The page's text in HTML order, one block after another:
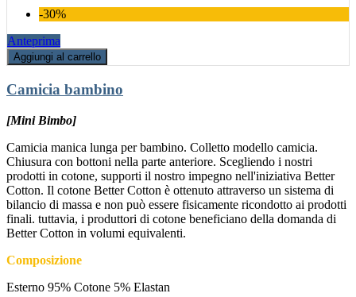
-30%
Anteprima
Aggiungi al carrello
Camicia bambino
[Mini Bimbo]
Camicia manica lunga per bambino. Colletto modello camicia.
Chiusura con bottoni nella parte anteriore. Scegliendo i nostri
prodotti in cotone, supporti il nostro impegno nell'iniziativa Better
Cotton. Il cotone Better Cotton è ottenuto attraverso un sistema di
bilancio di massa e non può essere fisicamente ricondotto ai prodotti
finali. tuttavia, i produttori di cotone beneficiano della domanda di
Better Cotton in volumi equivalenti.
Composizione
Esterno 95% Cotone 5% Elastan